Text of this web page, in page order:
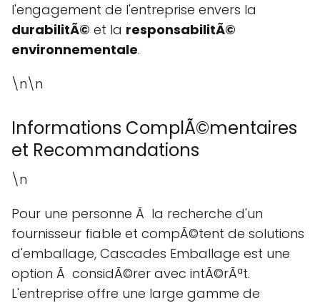
l'engagement de l'entreprise envers la
durabilitÃ© et la responsabilitÃ©
environnementale.
\n\n
Informations ComplÃ©mentaires
et Recommandations
\n
Pour une personne Ã la recherche d'un
fournisseur fiable et compÃ©tent de solutions
d'emballage, Cascades Emballage est une
option Ã considÃ©rer avec intÃ©rÃªt.
L'entreprise offre une large gamme de